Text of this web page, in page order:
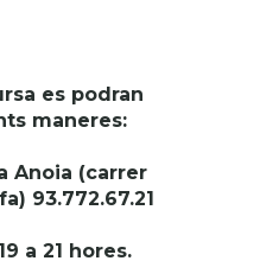
es podran
maneres:
Anoia (carrer
93.772.67.21
a 21 hores.